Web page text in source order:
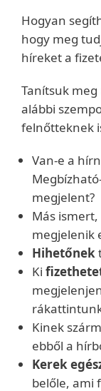
Hogyan
hogy meg
híreket a
Tanítsuk
alábbi
felnőtteknek
Van-e a
megjelent?
Más ismert,
megjelenik
Hihetőnek
Ki
Kinek
ebből a
Kerek
belőle, ami